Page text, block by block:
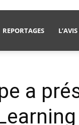
REPORTAGES
a